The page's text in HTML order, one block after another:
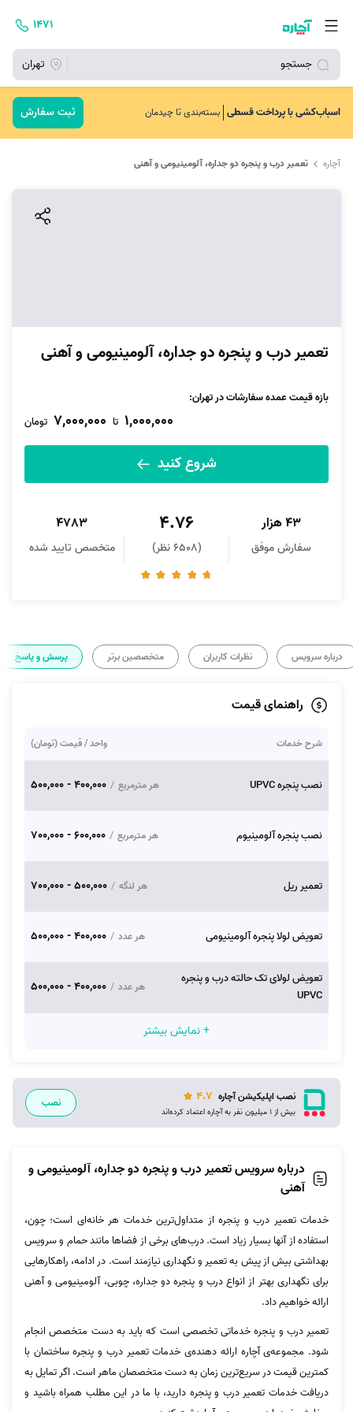
جستجو تهران
۱۴۷۱
اسباب‌کشی با پرداخت قسطی بسته‌بندی تا چیدمان ثبت سفارش
آچاره تعمیر درب و پنجره دو جداره، آلومینیومی و آهنی
تعمیر درب و پنجره دو جداره، آلومینیومی و آهنی
بازه قیمت عمده سفارشات در تهران:
1,000,000 تا 7,000,000 تومان
شروع کنید
43 هزار
سفارش موفق
4.76
(6508 نظر)
4783
متخصص تایید شده
درباره سرویس نظرات کاربران متخصصین برتر پرسش و پاسخ
راهنمای قیمت
شرح خدمات واحد / قیمت (تومان)
نصب پنجره UPVC هر مترمربع /
400,000 - 500,000
نصب پنجره آلومینیوم هر مترمربع /
600,000 - 700,000
تعمیر ریل هر لنگه /
500,000 - 700,000
تعویض لولا پنجره آلومینیومی هر عدد /
400,000 - 500,000
تعویض لولای تک حالته درب و پنجره
UPVC
هر عدد /
400,000 - 500,000
+ نمایش بیشتر
نصب اپلیکیشن آچاره 4.7
بیش از 1 میلیون نفر به آچاره اعتماد کرده‌اند
نصب
درباره سرویس تعمیر درب و پنجره دو جداره، آلومینیومی و
آهنی
خدمات تعمیر درب و پنجره از متداول‌ترین خدمات هر خانه‌ای است؛ چون،
استفاده از آنها بسیار زیاد است. درب‌های برخی از فضاها مانند حمام و سرویس
بهداشتی بیش از پیش به تعمیر و نگهداری نیازمند است. در ادامه، راهکارهایی
برای نگهداری بهتر از انواع درب و پنجره دو جداره، چوبی، آلومینیومی و آهنی
ارائه خواهیم داد.
تعمیر درب و پنجره خدماتی تخصصی است که باید به دست متخصص انجام
شود. مجموعه‌ی آچاره ارائه دهنده‌ی خدمات تعمیر درب و پنجره ساختمان با
کمترین قیمت در سریع‌ترین زمان به دست متخصصان ماهر است. اگر تمایل به
دریافت خدمات تعمیر درب و پنجره دارید، با ما در این مطلب همراه باشید و